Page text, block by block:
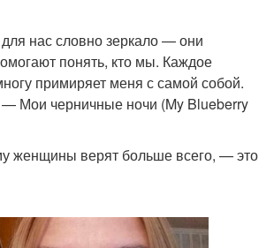
нас словно зеркало — они
понять, кто мы. Каждое
примиряет меня с самой собой.
— Мои черничные ночи (My Blueberry
женщины верят больше всего, — это